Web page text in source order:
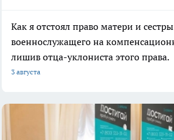
Как я отстоял право матери и
военнослужащего на
лишив отца-уклониста этого права.
3 августа